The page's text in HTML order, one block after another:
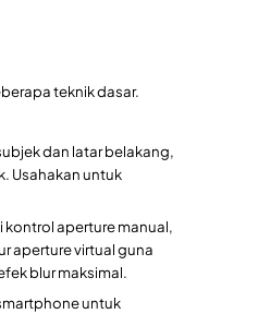
teknik dasar.
dan latar belakang,
Usahakan untuk
aperture manual,
aperture virtual guna
blur maksimal.
untuk